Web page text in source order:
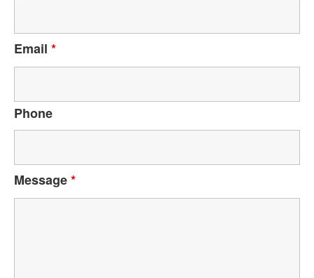
Email *
Phone
Message*